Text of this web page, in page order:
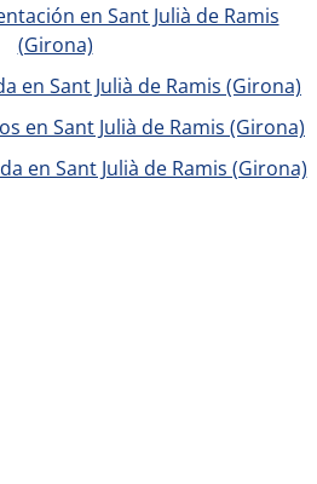
en Sant Julià de Ramis
(Girona)
en Sant Julià de Ramis (Girona)
en Sant Julià de Ramis (Girona)
en Sant Julià de Ramis (Girona)